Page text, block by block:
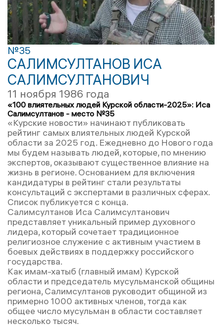
№35
САЛИМСУЛТАНОВ ИСА
САЛИМСУЛТАНОВИЧ
11 ноября 1986 года
«100 влиятельных людей Курской области-2025»: Иса
Салимсултанов - место №35
«Курские новости» начинают публиковать
рейтинг самых влиятельных людей Курской
области за 2025 год. Ежедневно до Нового года
мы будем называть людей, которые, по мнению
экспертов, оказывают существенное влияние на
жизнь в регионе. Основанием для включения
кандидатуры в рейтинг стали результаты
консультаций с экспертами в различных сферах.
Список публикуется с конца.
Салимсултанов Иса Салимсултанович
представляет уникальный пример духовного
лидера, который сочетает традиционное
религиозное служение с активным участием в
боевых действиях в поддержку российского
государства.
Как имам-хатыб (главный имам) Курской
области и председатель мусульманской общины
региона, Салимсултанов руководит общиной из
примерно 1000 активных членов, тогда как
общее число мусульман в области составляет
несколько тысяч.